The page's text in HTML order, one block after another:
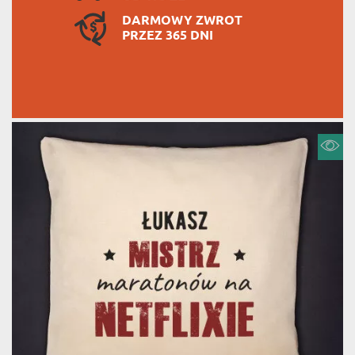
DARMOWY ZWROT
PRZEZ 365 DNI